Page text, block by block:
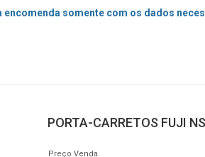
encomenda somente com os dados
PORTA-CARRETOS FUJI NS
Preço Venda